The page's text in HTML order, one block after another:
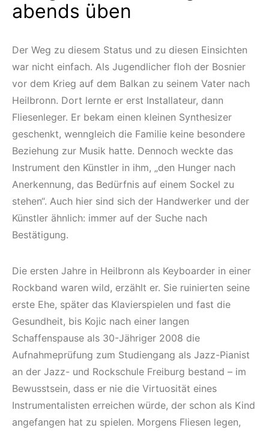
abends üben
Der Weg zu diesem Status und zu diesen Einsichten
war nicht einfach. Als Jugendlicher floh der Bosnier
vor dem Krieg auf dem Balkan zu seinem Vater nach
Heilbronn. Dort lernte er erst Installateur, dann
Fliesenleger. Er bekam einen kleinen Synthesizer
geschenkt, wenngleich die Familie keine besondere
Beziehung zur Musik hatte. Dennoch weckte das
Instrument den Künstler in ihm, „den Hunger nach
Anerkennung, das Bedürfnis auf einem Sockel zu
stehen“. Auch hier sind sich der Handwerker und der
Künstler ähnlich: immer auf der Suche nach
Bestätigung.
Die ersten Jahre in Heilbronn als Keyboarder in einer
Rockband waren wild, erzählt er. Sie ruinierten seine
erste Ehe, später das Klavierspielen und fast die
Gesundheit, bis Kojic nach einer langen
Schaffenspause als 30-Jähriger 2008 die
Aufnahmeprüfung zum Studiengang als Jazz-Pianist
an der Jazz- und Rockschule Freiburg bestand – im
Bewusstsein, dass er nie die Virtuosität eines
Instrumentalisten erreichen würde, der schon als Kind
angefangen hat zu spielen. Morgens Fliesen legen,